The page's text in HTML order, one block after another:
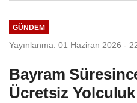
GÜNDEM
Yayınlanma: 01 Haziran 2026 -
Bayram
Ücretsiz Yolculuk